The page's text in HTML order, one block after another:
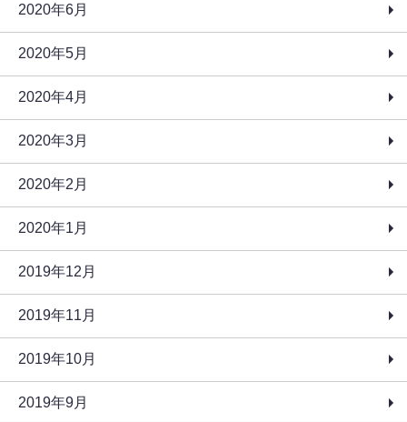
2020年6月
2020年5月
2020年4月
2020年3月
2020年2月
2020年1月
2019年12月
2019年11月
2019年10月
2019年9月